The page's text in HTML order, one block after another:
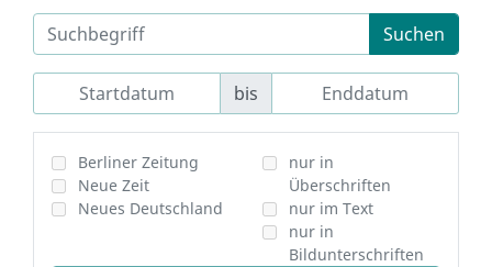
Suchen
bis
Berliner Zeitung
Neue Zeit
Neues Deutschland
nur in
Überschriften
nur im Text
nur in
Bildunterschriften